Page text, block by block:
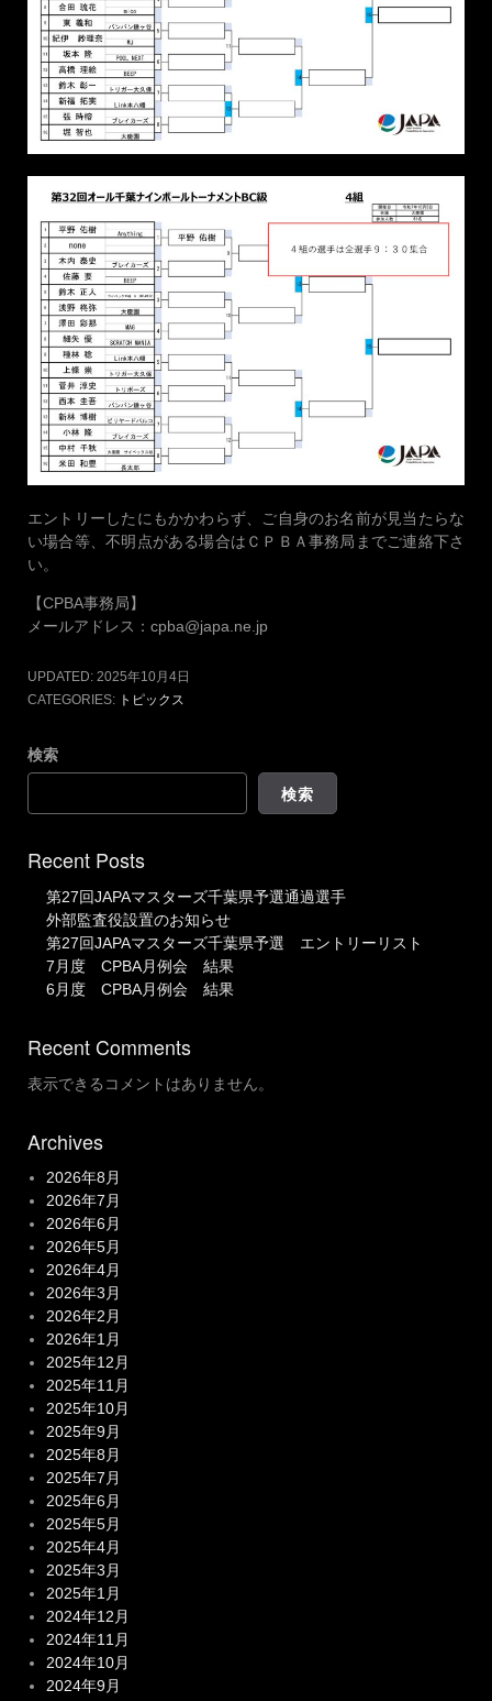
エントリーしたにもかかわらず、ご自身のお名前が見当たらな
い場合等、不明点がある場合はＣＰＢＡ事務局までご連絡下さ
い。
【CPBA事務局】
メールアドレス：cpba@japa.ne.jp
UPDATED: 2025年10月4日
CATEGORIES: トピックス
検索
検索
Recent Posts
第27回JAPAマスターズ千葉県予選通過選手
外部監査役設置のお知らせ
第27回JAPAマスターズ千葉県予選 エントリーリスト
7月度 CPBA月例会 結果
6月度 CPBA月例会 結果
Recent Comments
表示できるコメントはありません。
Archives
2026年8月
2026年7月
2026年6月
2026年5月
2026年4月
2026年3月
2026年2月
2026年1月
2025年12月
2025年11月
2025年10月
2025年9月
2025年8月
2025年7月
2025年6月
2025年5月
2025年4月
2025年3月
2025年1月
2024年12月
2024年11月
2024年10月
2024年9月